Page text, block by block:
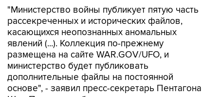
касающихся неопознанных аномальных
явлений (...). Коллекция по-прежнему
размещена на сайте WAR.GOV/UFO, и
министерство будет публиковать
дополнительные файлы на постоянной
основе", - заявил пресс-секретарь Пентагона
Шон Парнелл, добавив, что уже ведется
работа над следующей подборкой.